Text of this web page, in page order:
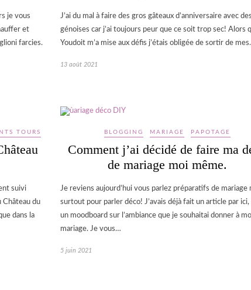
je vous
et
farcies.
J’ai du mal à faire des gros gâteaux d’anniversaire avec des
génoises car j’ai toujours peur que ce soit trop sec! Alors
Youdoit m’a mise aux défis j’étais obligée de sortir de
13 août 2021
TOURS
suivi
Château du
dans la
BLOGGING MARIAGE PAPOTAGE
Comment j’ai décidé de faire ma
de mariage moi même.
Je reviens aujourd’hui vous parlez préparatifs de mariage
surtout pour parler déco! J’avais déjà fait un article par ici,
un moodboard sur l’ambiance que je souhaitai donner à
mariage. Je vous…
5 juin 2021